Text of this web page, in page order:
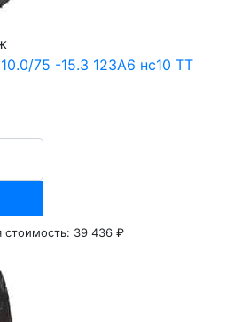
75 -15.3 123A6 нс10 TT
39 436 ₽